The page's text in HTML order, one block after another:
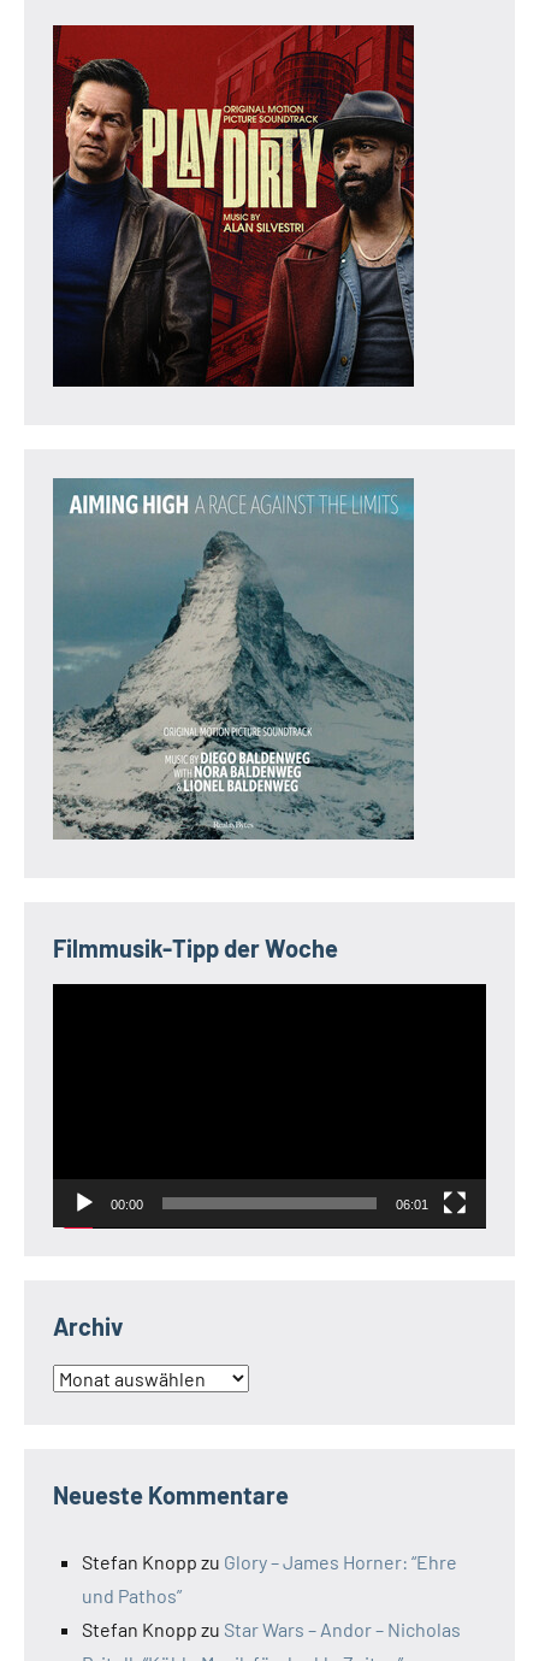
Filmmusik-Tipp der Woche
00:00 06:01
Archiv
Archiv
Neueste Kommentare
Stefan Knopp zu Glory – James Horner: “Ehre
und Pathos”
Stefan Knopp zu Star Wars – Andor – Nicholas